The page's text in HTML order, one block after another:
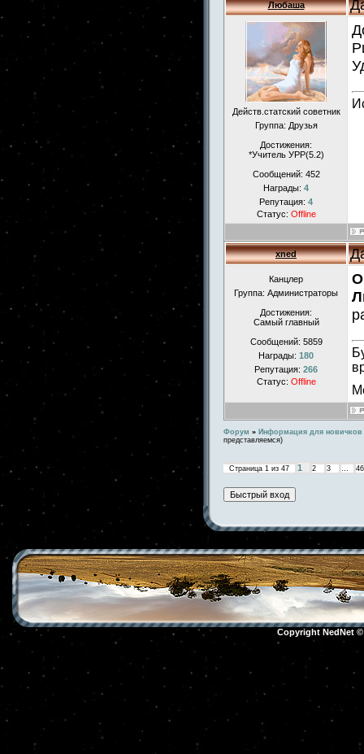
Любаша
Действ.статский советник
Группа: Друзья
Достижения:
*Учитель УРР(5.2)
Сообщений: 452
Награды: 4
Репутация: 4
Статус: Offline
xned
Канцлер
Группа: Администраторы
Достижения:
Самый главный
Сообщений: 5859
Награды: 180
Репутация: 266
Статус: Offline
Форум » Информация для новичков
представляемся)
Страница 1 из 47 1 2 3 … 46
Copyright NedNet